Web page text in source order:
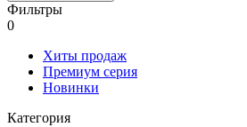
Фильтры
0
Хиты продаж
Премиум серия
Новинки
Категория